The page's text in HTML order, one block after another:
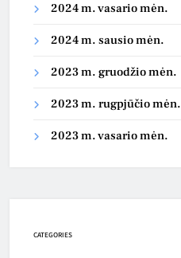
2024 m. vasario mėn.
2024 m. sausio mėn.
2023 m. gruodžio mėn.
2023 m. rugpjūčio mėn.
2023 m. vasario mėn.
CATEGORIES